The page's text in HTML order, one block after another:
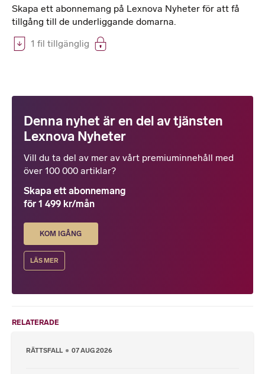
Skapa ett abonnemang på Lexnova Nyheter för att få
tillgång till de underliggande domarna.
1 fil tillgänglig
Denna nyhet är en del av tjänsten
Lexnova Nyheter
Vill du ta del av mer av vårt premiuminnehåll med
över 100 000 artiklar?
Skapa ett abonnemang
för 1 499 kr/mån
KOM IGÅNG
LÄS MER
RELATERADE
RÄTTSFALL 07 AUG 2026